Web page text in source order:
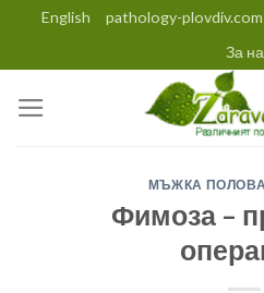
content
English pathology-plovdiv.com
За
МЪЖКА
Фимоза –